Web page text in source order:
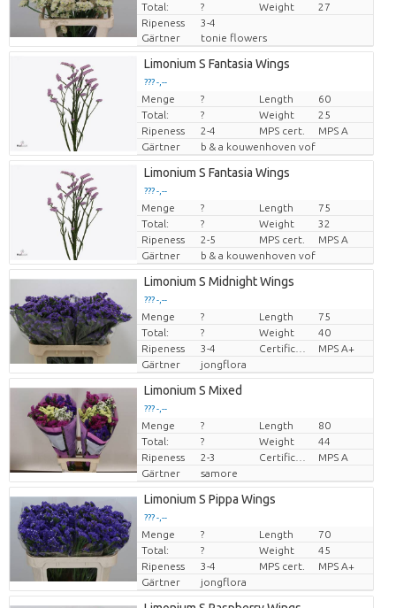
Total:
? Weight
27
Ripeness
3-4
Gärtner
tonie flowers
Limonium S Fantasia Wings
??? -,--
Preis pro Stück
Menge ? Length
60
Total:
? Weight
25
Ripeness
2-4 MPS cert.
MPS A
Gärtner
b & a kouwenhoven vof
Limonium S Fantasia Wings
??? -,--
Preis pro Stück
Menge ? Length
75
Total:
? Weight
32
Ripeness
2-5 MPS cert.
MPS A
Gärtner
b & a kouwenhoven vof
Limonium S Midnight Wings
??? -,--
Preis pro Stück
Menge ? Length
75
Total:
? Weight
40
Ripeness
3-4
MPS A+
Gärtner
jongflora
Limonium S Mixed
??? -,--
Preis pro Stück
Menge ? Length
80
Total:
? Weight
44
Ripeness
2-3
MPS A
Gärtner
samore
Limonium S Pippa Wings
??? -,--
Preis pro Stück
Menge ? Length
70
Total:
? Weight
45
Ripeness
3-4 MPS cert.
MPS A+
Gärtner
jongflora